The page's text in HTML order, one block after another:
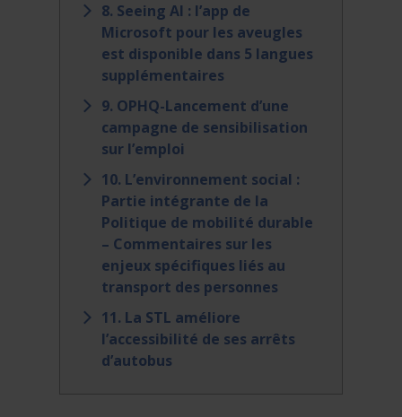
8. Seeing AI : l’app de
Microsoft pour les aveugles
est disponible dans 5 langues
supplémentaires
9. OPHQ-Lancement d’une
campagne de sensibilisation
sur l’emploi
10. L’environnement social :
Partie intégrante de la
Politique de mobilité durable
– Commentaires sur les
enjeux spécifiques liés au
transport des personnes
11. La STL améliore
l’accessibilité de ses arrêts
d’autobus